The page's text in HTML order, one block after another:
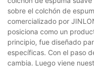
sobre el colchón de
comercializado por
posiciona como un
principio, fue diseñado
específicas. Con el paso
cambia. Luego viene